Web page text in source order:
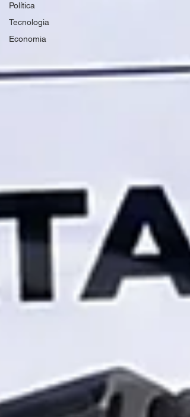
Política
Tecnologia
Economia